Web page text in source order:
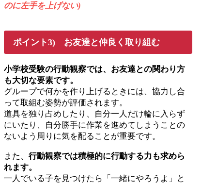
のに左手を上げない)
ポイント3) お友達と仲良く取り組む
小学校受験の行動観察では、お友達との関わり方
も大切な要素です。
グループで何かを作り上げるときには、協力し合
って取組む姿勢が評価されます。
道具を独り占めしたり、自分一人だけ輪に入らず
にいたり、自分勝手に作業を進めてしまうことの
ないよう周りに気を配ることが重要です。
また、 行動観察では積極的に行動する力も求めら
れます。
一人でいる子を見つけたら「一緒にやろうよ」と